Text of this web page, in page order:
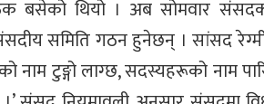
बसेको थियो । अब सोमवार
समिति गठन हुनेछन् । सांसद
नाम टुङ्गो लाग्छ, सदस्यहरूको नाम